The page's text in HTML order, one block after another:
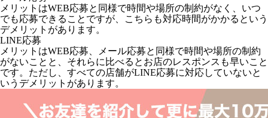
メリットはWEB応募と同様で時間や場所の制約がなく、いつ
でも応募できることですが、こちらも対応時間がかかるという
デメリットがあります。
LINE応募
メリットはWEB応募、メール応募と同様で時間や場所の制約
がないことと、それらに比べるとお店のレスポンスも早いこと
です。ただし、すべての店舗がLINE応募に対応していないと
いうデメリットがあります。